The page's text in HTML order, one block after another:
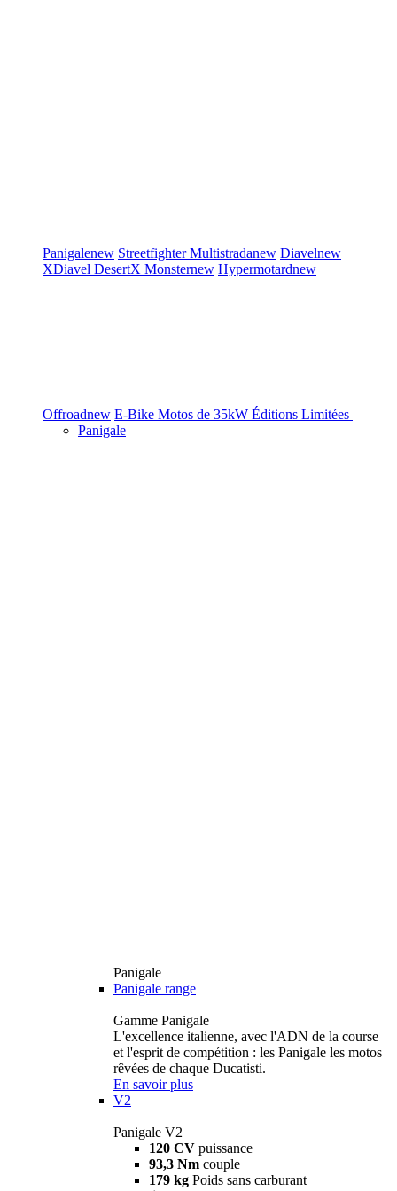
Panigalenew StreetfighterMultistradanew Diavelnew
XDiavel DesertX Monsternew Hypermotardnew
Offroadnew E-Bike Motos de 35kW Éditions Limitées
Panigale
Panigale
Panigale range
Gamme Panigale
L'excellence italienne, avec l'ADN de la course
et l'esprit de compétition : les Panigale les motos
rêvées de chaque Ducatisti.
En savoir plus
V2
Panigale V2
120 CV puissance
93,3 Nm couple
179 kg Poids sans carburant